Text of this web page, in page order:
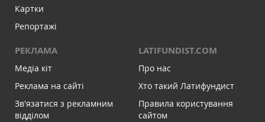
Картки
Репортажі
РЕКЛАМА
Медіа кіт
Реклама на сайті
Зв'язатися з рекламним
відділом
LATIFUNDIST.COM
Про нас
Хто такий Латифундист
Правила користування
сайтом